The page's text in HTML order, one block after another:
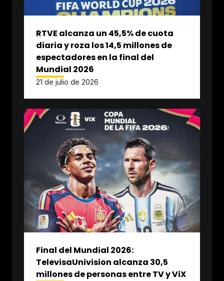
RTVE alcanza un 45,5% de cuota
diaria y roza los 14,5 millones de
espectadores en la final del
Mundial 2026
21 de julio de 2026
Final del Mundial 2026:
TelevisaUnivision alcanza 30,5
millones de personas entre TV y ViX